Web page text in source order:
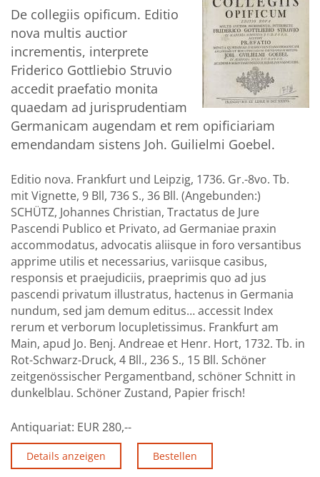
De collegiis opificum. Editio
nova multis auctior
incrementis, interprete
Friderico Gottliebio Struvio
accedit praefatio monita
quaedam ad jurisprudentiam
Germanicam augendam et rem opificiariam
emendandam sistens Joh. Guilielmi Goebel.
Editio nova. Frankfurt und Leipzig, 1736. Gr.-8vo. Tb.
mit Vignette, 9 Bll, 736 S., 36 Bll. (Angebunden:)
SCHÜTZ, Johannes Christian, Tractatus de Jure
Pascendi Publico et Privato, ad Germaniae praxin
accommodatus, advocatis aliisque in foro versantibus
apprime utilis et necessarius, variisque casibus,
responsis et praejudiciis, praeprimis quo ad jus
pascendi privatum illustratus, hactenus in Germania
nundum, sed jam demum editus… accessit Index
rerum et verborum locupletissimus. Frankfurt am
Main, apud Jo. Benj. Andreae et Henr. Hort, 1732. Tb. in
Rot-Schwarz-Druck, 4 Bll., 236 S., 15 Bll. Schöner
zeitgenössischer Pergamentband, schöner Schnitt in
dunkelblau. Schöner Zustand, Papier frisch!
Antiquariat: EUR 280,--
Details anzeigen Bestellen